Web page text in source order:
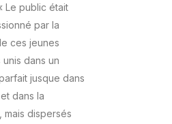
Le public était
par la
ces jeunes
dans un
jusque dans
dans la
mais dispersés